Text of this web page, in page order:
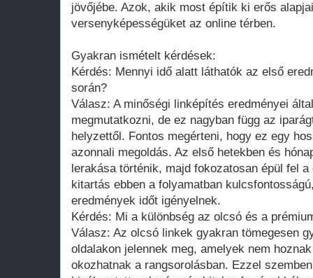
jövőjébe. Azok, akik most építik ki erős
versenyképességüket az online térben.
Gyakran ismételt kérdések:
Kérdés: Mennyi idő alatt láthatók az első
során?
Válasz: A minőségi linképítés eredményei
megmutatkozni, de ez nagyban függ az
helyzettől. Fontos megérteni, hogy ez egy
azonnali megoldás. Az első hetekben és
lerakása történik, majd fokozatosan épül fel
kitartás ebben a folyamatban
eredmények időt igényelnek.
Kérdés: Mi a különbség az olcsó és a
Válasz: Az olcsó linkek gyakran tömegesen
oldalakon jelennek meg, amelyek nem
okozhatnak a rangsorolásban. Ezzel